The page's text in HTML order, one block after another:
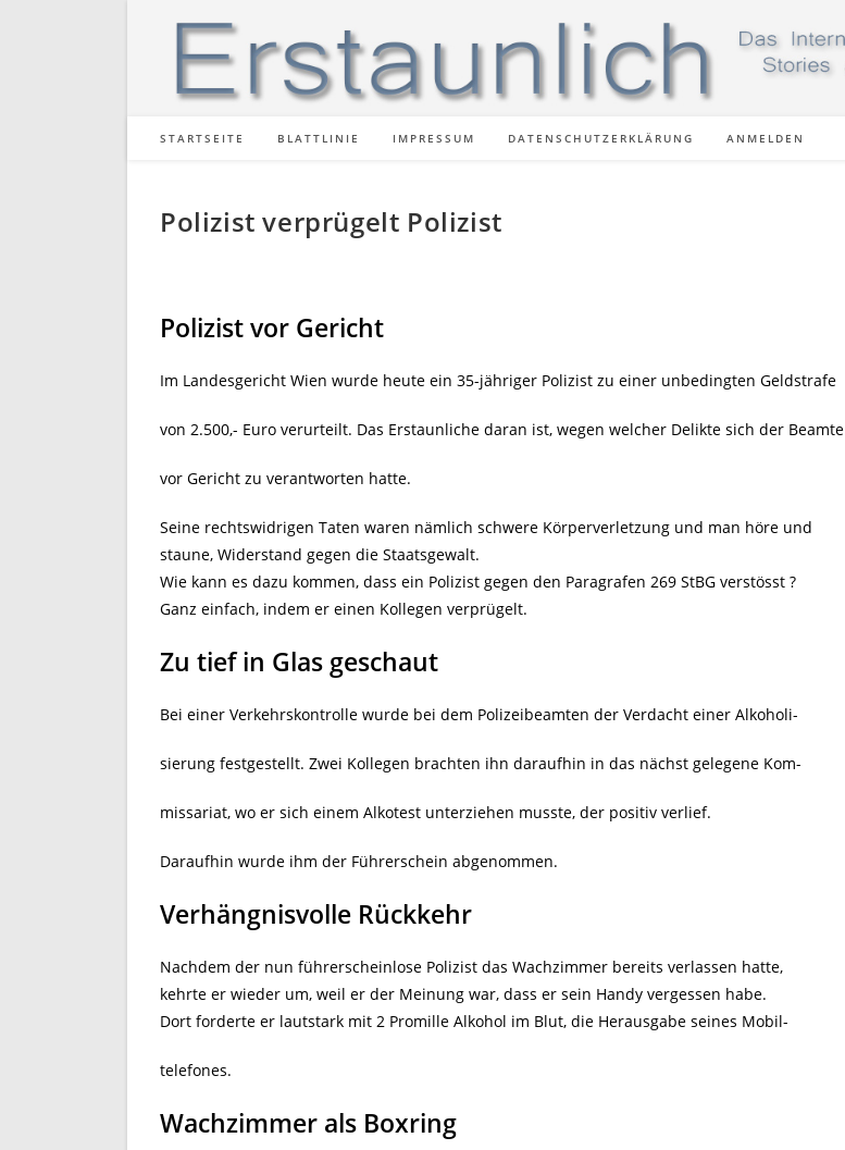
STARTSEITE BLATTLINIE IMPRESSUM DATENSCHUTZERKLÄRUNG ANMELDEN
Polizist verprügelt Polizist
Polizist vor Gericht
Im Landesgericht Wien wurde heute ein 35-jähriger Polizist zu einer unbedingten Geldstrafe
von 2.500,- Euro verurteilt. Das Erstaunliche daran ist, wegen welcher Delikte sich der Beamte
vor Gericht zu verantworten hatte.
Seine rechtswidrigen Taten waren nämlich schwere Körperverletzung und man höre und
staune, Widerstand gegen die Staatsgewalt.
Wie kann es dazu kommen, dass ein Polizist gegen den Paragrafen 269 StBG verstösst ?
Ganz einfach, indem er einen Kollegen verprügelt.
Zu tief in Glas geschaut
Bei einer Verkehrskontrolle wurde bei dem Polizeibeamten der Verdacht einer Alkoholi-
sierung festgestellt. Zwei Kollegen brachten ihn daraufhin in das nächst gelegene Kom-
missariat, wo er sich einem Alkotest unterziehen musste, der positiv verlief.
Daraufhin wurde ihm der Führerschein abgenommen.
Verhängnisvolle Rückkehr
Nachdem der nun führerscheinlose Polizist das Wachzimmer bereits verlassen hatte,
kehrte er wieder um, weil er der Meinung war, dass er sein Handy vergessen habe.
Dort forderte er lautstark mit 2 Promille Alkohol im Blut, die Herausgabe seines Mobil-
telefones.
Wachzimmer als Boxring